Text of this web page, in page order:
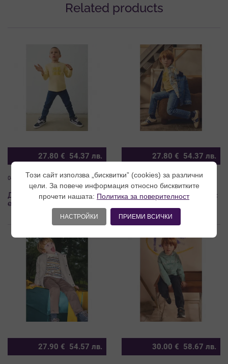
Related products
27.80 € 54.37 лв.
04516FW26-069
Детски класически дънки с
еластичен деним Mayoral за
27.80 € 54.37 лв.
04516FW26-068
Детски класически дънки с
деним Mayoral за момиче
27.90 € 54.57 лв. 30.00 € 58.67 лв.
Този сайт използва „бисквитки” (cookies) за различни
цели. За повече информация относно бисквитките
прочети нашата: Политика за поверителност
НАСТРОЙКИ ПРИЕМИ ВСИЧКИ